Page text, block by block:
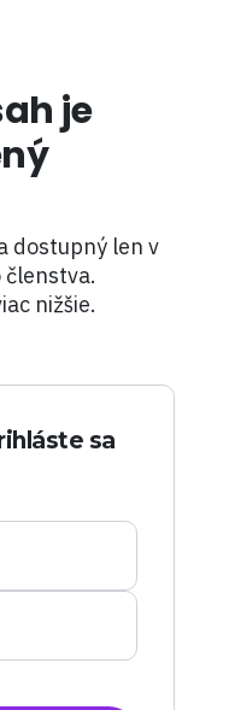
je
dostupný len v
členstva.
nižšie.
sa